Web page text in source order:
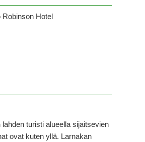
Robinson Hotel
turisti alueella sijaitsevien
ovat kuten yllä. Larnakan